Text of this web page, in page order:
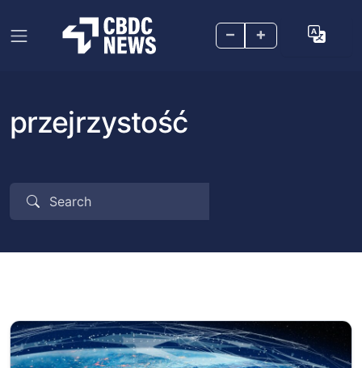
– +
przejrzystość